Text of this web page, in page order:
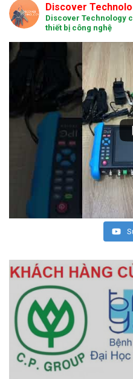
Discover
Discover Technology
thiết bị công nghệ